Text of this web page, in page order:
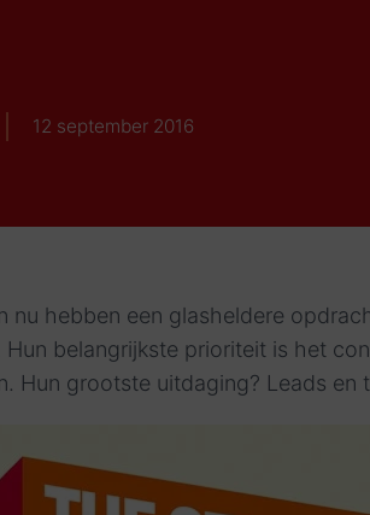
12 september 2016
nu hebben een glasheldere
Hun belangrijkste prioriteit is het
Hun grootste uitdaging? Leads en